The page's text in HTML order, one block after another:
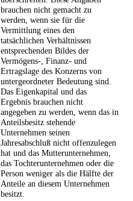
brauchen nicht gemacht zu
werden, wenn sie für die
Vermittlung eines den
tatsächlichen Verhältnissen
entsprechenden Bildes der
Vermögens-, Finanz- und
Ertragslage des Konzerns von
untergeordneter Bedeutung sind.
Das Eigenkapital und das
Ergebnis brauchen nicht
angegeben zu werden, wenn das in
Anteilsbesitz stehende
Unternehmen seinen
Jahresabschluß nicht offenzulegen
hat und das Mutterunternehmen,
das Tochterunternehmen oder die
Person weniger als die Hälfte der
Anteile an diesem Unternehmen
besitzt.